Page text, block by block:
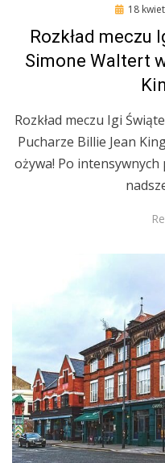
Posted
18
Rozkład meczu
Simone Waltert
Rozkład meczu Igi
Pucharze Billie Jean
ożywa! Po